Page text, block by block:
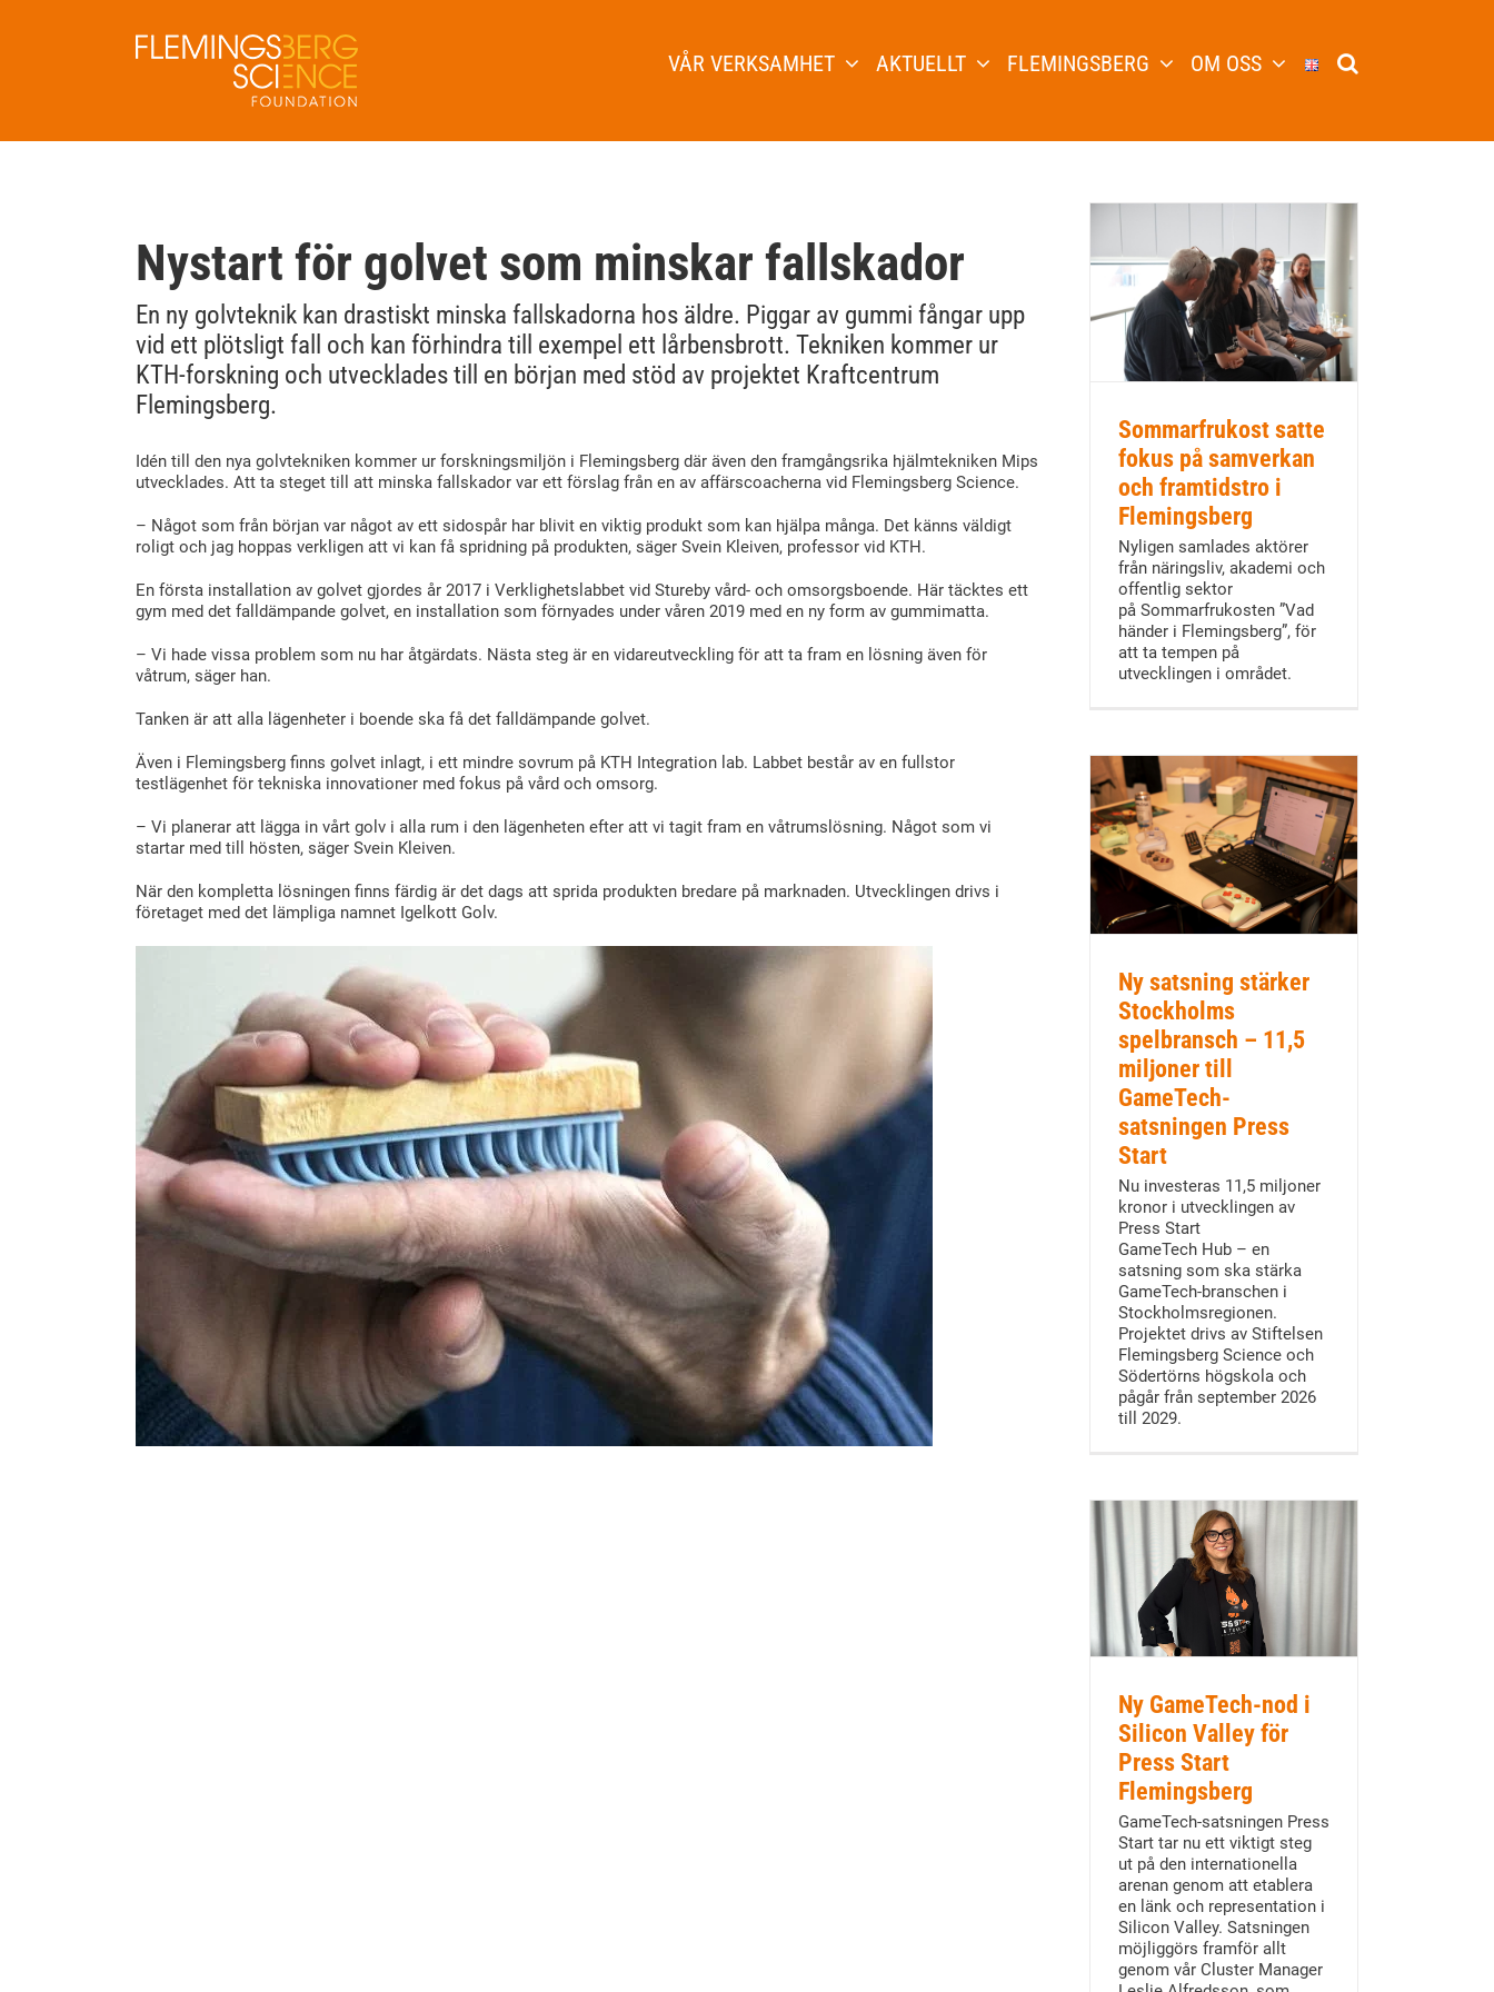
VÅR VERKSAMHET AKTUELLT FLEMINGSBERG OM OSS
Nystart för golvet som minskar fallskador
En ny golvteknik kan drastiskt minska fallskadorna hos äldre. Piggar av gummi fångar upp
vid ett plötsligt fall och kan förhindra till exempel ett lårbensbrott. Tekniken kommer ur
KTH-forskning och utvecklades till en början med stöd av projektet Kraftcentrum
Flemingsberg.
Idén till den nya golvtekniken kommer ur forskningsmiljön i Flemingsberg där även den framgångsrika hjälmtekniken Mips
utvecklades. Att ta steget till att minska fallskador var ett förslag från en av affärscoacherna vid Flemingsberg Science.
– Något som från början var något av ett sidospår har blivit en viktig produkt som kan hjälpa många. Det känns väldigt
roligt och jag hoppas verkligen att vi kan få spridning på produkten, säger Svein Kleiven, professor vid KTH.
En första installation av golvet gjordes år 2017 i Verklighetslabbet vid Stureby vård- och omsorgsboende. Här täcktes ett
gym med det falldämpande golvet, en installation som förnyades under våren 2019 med en ny form av gummimatta.
– Vi hade vissa problem som nu har åtgärdats. Nästa steg är en vidareutveckling för att ta fram en lösning även för
våtrum, säger han.
Tanken är att alla lägenheter i boende ska få det falldämpande golvet.
Även i Flemingsberg finns golvet inlagt, i ett mindre sovrum på KTH Integration lab. Labbet består av en fullstor
testlägenhet för tekniska innovationer med fokus på vård och omsorg.
– Vi planerar att lägga in vårt golv i alla rum i den lägenheten efter att vi tagit fram en våtrumslösning. Något som vi
startar med till hösten, säger Svein Kleiven.
När den kompletta lösningen finns färdig är det dags att sprida produkten bredare på marknaden. Utvecklingen drivs i
företaget med det lämpliga namnet Igelkott Golv.
Sommarfrukost satte
fokus på samverkan
och framtidstro i
Flemingsberg
Nyligen samlades aktörer
från näringsliv, akademi och
offentlig sektor
på Sommarfrukosten ”Vad
händer i Flemingsberg”, för
att ta tempen på
utvecklingen i området.
Ny satsning stärker
Stockholms
spelbransch – 11,5
miljoner till
GameTech-
satsningen Press
Start
Nu investeras 11,5 miljoner
kronor i utvecklingen av
Press Start
GameTech Hub – en
satsning som ska stärka
GameTech-branschen i
Stockholmsregionen.
Projektet drivs av Stiftelsen
Flemingsberg Science och
Södertörns högskola och
pågår från september 2026
till 2029.
Ny GameTech-nod i
Silicon Valley för
Press Start
Flemingsberg
GameTech-satsningen Press
Start tar nu ett viktigt steg
ut på den internationella
arenan genom att etablera
en länk och representation i
Silicon Valley. Satsningen
möjliggörs framför allt
genom vår Cluster Manager